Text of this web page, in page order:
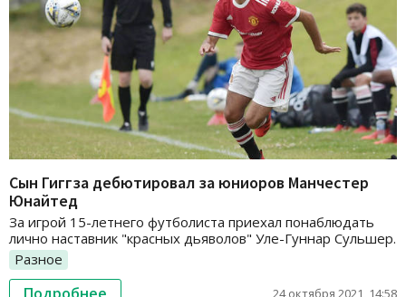
Сын Гиггза дебютировал за юниоров Манчестер
Юнайтед
За игрой 15-летнего футболиста приехал понаблюдать
лично наставник "красных дьяволов" Уле-Гуннар Сульшер.
Разное
24 октября 2021, 14:58